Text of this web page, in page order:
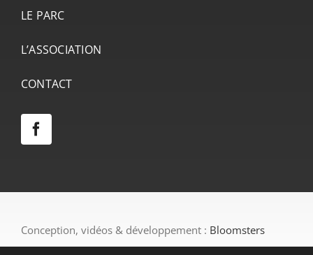
LE PARC
L’ASSOCIATION
CONTACT
Conception, vidéos & développement : Bloomsters